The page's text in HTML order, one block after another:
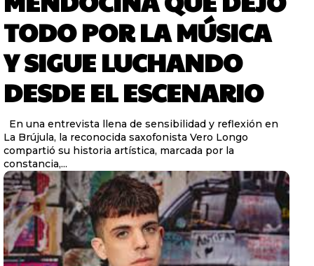
TODO POR LA MÚSICA
Y SIGUE LUCHANDO
DESDE EL ESCENARIO
La Brújula, la reconocida saxofonista Vero Longo
compartió su historia artística, marcada por la
constancia,...